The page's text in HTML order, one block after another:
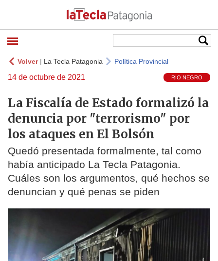
Volver| La Tecla Patagonia Política Provincial
14 de octubre de 2021 RIO NEGRO
La Fiscalía de Estado formalizó la
denuncia por "terrorismo" por
los ataques en El Bolsón
Quedó presentada formalmente, tal como
había anticipado La Tecla Patagonia.
Cuáles son los argumentos, qué hechos se
denuncian y qué penas se piden